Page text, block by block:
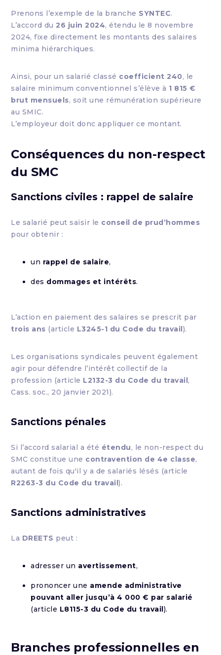
Prenons l’exemple de la branche SYNTEC.
L’accord du 26 juin 2024, étendu le 8 novembre
2024, fixe directement les montants des salaires
minima hiérarchiques.
Ainsi, pour un salarié classé coefficient 240, le
salaire minimum conventionnel s’élève à 1 815 €
brut mensuels, soit une rémunération supérieure
au SMIC.
L’employeur doit donc appliquer ce montant.
Conséquences du non-respect
du SMC
Sanctions civiles : rappel de salaire
Le salarié peut saisir le conseil de prud’hommes
pour obtenir :
un rappel de salaire,
des dommages et intérêts.
L’action en paiement des salaires se prescrit par
trois ans (article L3245-1 du Code du travail).
Les organisations syndicales peuvent également
agir pour défendre l’intérêt collectif de la
profession (article L2132-3 du Code du travail,
Cass. soc., 20 janvier 2021).
Sanctions pénales
Si l’accord salarial a été étendu, le non-respect du
SMC constitue une contravention de 4e classe,
autant de fois qu'il y a de salariés lésés (article
R2263-3 du Code du travail).
Sanctions administratives
La DREETS peut :
adresser un avertissement,
prononcer une amende administrative
pouvant aller jusqu’à 4 000 € par salarié
(article L8115-3 du Code du travail).
Branches professionnelles en